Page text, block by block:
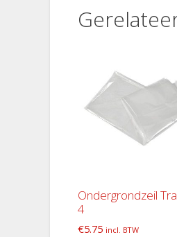
Ondergrondzeil
4
€5.75 incl. BTW